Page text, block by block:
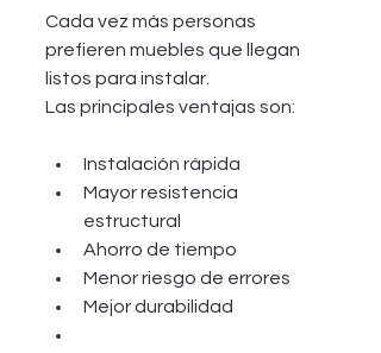
Cada vez más personas
prefieren muebles que llegan
listos para instalar.
Las principales ventajas son:
Instalación rápida
Mayor resistencia
estructural
Ahorro de tiempo
Menor riesgo de errores
Mejor durabilidad